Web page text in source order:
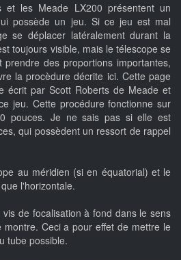
et les Meade LX200 présentent un
possède un jeu. Si ce jeu est mal
se déplacer latéralement durant la
toujours visible, mais le télescope se
des proportions importantes,
la procèdure décrite ici. Cette page
écrit par Scott Roberts de Meade et
jeu. Cette procédure fonctionne sur
pouces. Je ne sais pas si elle est
qui possèdent un ressort de rappel
au méridien (si en équatorial) et le
l'horizontale.
de focalisation à fond dans le sens
Ceci a pour effet de mettre le
tube possible.